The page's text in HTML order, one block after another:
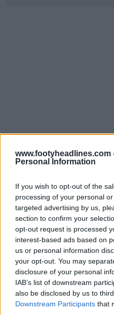
www.footyheadlines.com
Personal Information
If you wish to opt-out of the
processing of your personal
targeted advertising by us,
section to confirm your
opt-out request is processed
interest-based ads based on
us or personal information
your opt-out. You may
disclosure of your personal
IAB’s list of downstream
also be disclosed by us to
Downstream Participants that